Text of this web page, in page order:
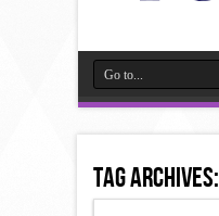
Tag Archives: